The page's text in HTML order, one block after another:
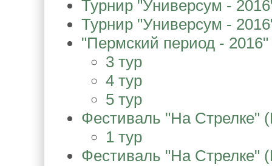
Турнир "Универсум -
Турнир "Универсум -
"Пермский период - 2016"
3 тур
4 тур
5 тур
Фестиваль "На Стрелке"
1 тур
Фестиваль "На Стрелке"